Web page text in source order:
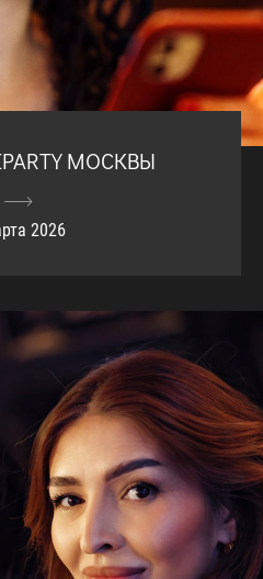
МОСКВЫ
2026